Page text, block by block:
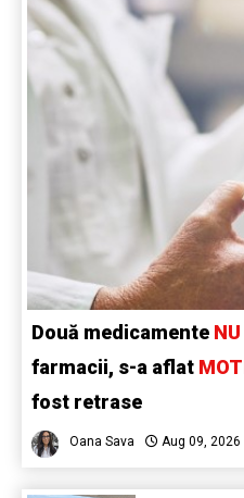
Două medicamente NU
farmacii, s-a aflat
fost retrase
Oana Sava Aug 09, 2026